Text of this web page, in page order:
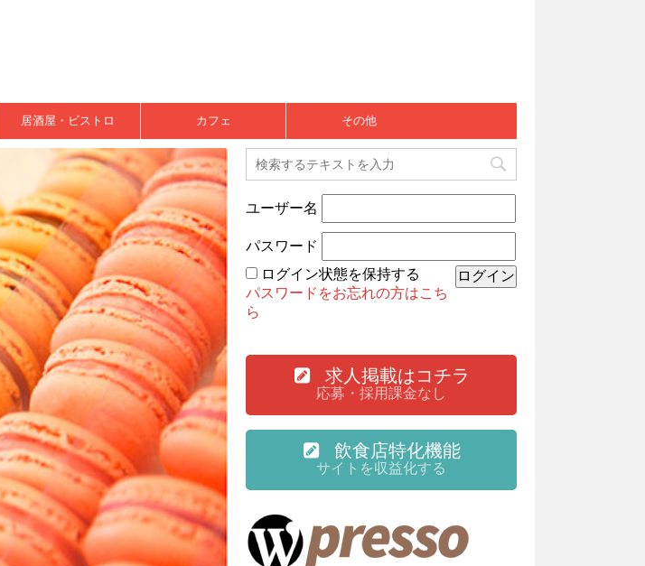
居酒屋・ビストロ カフェ その他
ユーザー名
パスワード
ログイン状態を保持する
パスワードをお忘れの方はこち
ら
求人掲載はコチラ
応募・採用課金なし
飲食店特化機能
サイトを収益化する